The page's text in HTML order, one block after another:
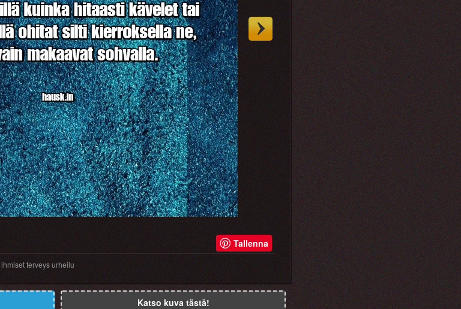
Tallenna
ihmisetterveysurheilu
Katso kuva tästä!